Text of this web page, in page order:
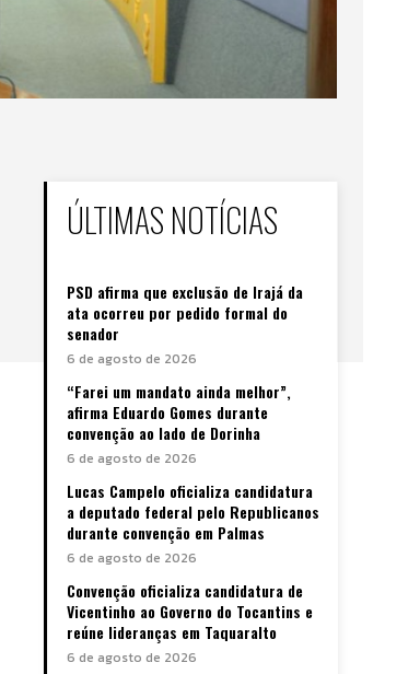
ÚLTIMAS NOTÍCIAS
PSD afirma que exclusão de Irajá da
ata ocorreu por pedido formal do
senador
6 de agosto de 2026
“Farei um mandato ainda melhor”,
afirma Eduardo Gomes durante
convenção ao lado de Dorinha
6 de agosto de 2026
Lucas Campelo oficializa candidatura
a deputado federal pelo Republicanos
durante convenção em Palmas
6 de agosto de 2026
Convenção oficializa candidatura de
Vicentinho ao Governo do Tocantins e
reúne lideranças em Taquaralto
6 de agosto de 2026